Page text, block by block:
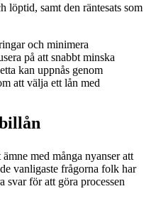
löptid, samt den räntesats som
och minimera
på att snabbt minska
kan uppnås genom
att välja ett lån med
med många nyanser att
vanligaste frågorna folk har
för att göra processen